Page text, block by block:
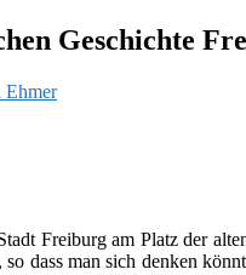
Geschichte
Ehmer
Freiburg am Platz der
dass man sich den­ken